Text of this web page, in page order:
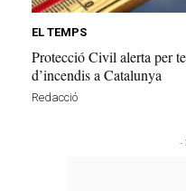
EL TEMPS
Protecció Civil alerta per
d’incendis a Catalunya
Redacció
-